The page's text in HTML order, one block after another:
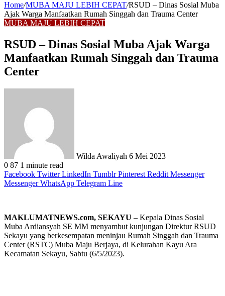
Home/MUBA MAJU LEBIH CEPAT/RSUD – Dinas Sosial Muba
Ajak Warga Manfaatkan Rumah Singgah dan Trauma Center
MUBA MAJU LEBIH CEPAT
RSUD – Dinas Sosial Muba Ajak Warga
Manfaatkan Rumah Singgah dan Trauma
Center
Wilda Awaliyah 6 Mei 2023
0 87 1 minute read
Facebook Twitter LinkedIn Tumblr Pinterest Reddit Messenger
Messenger WhatsApp Telegram Line
MAKLUMATNEWS.com, SEKAYU – Kepala Dinas Sosial
Muba Ardiansyah SE MM menyambut kunjungan Direktur RSUD
Sekayu yang berkesempatan meninjau Rumah Singgah dan Trauma
Center (RSTC) Muba Maju Berjaya, di Kelurahan Kayu Ara
Kecamatan Sekayu, Sabtu (6/5/2023).